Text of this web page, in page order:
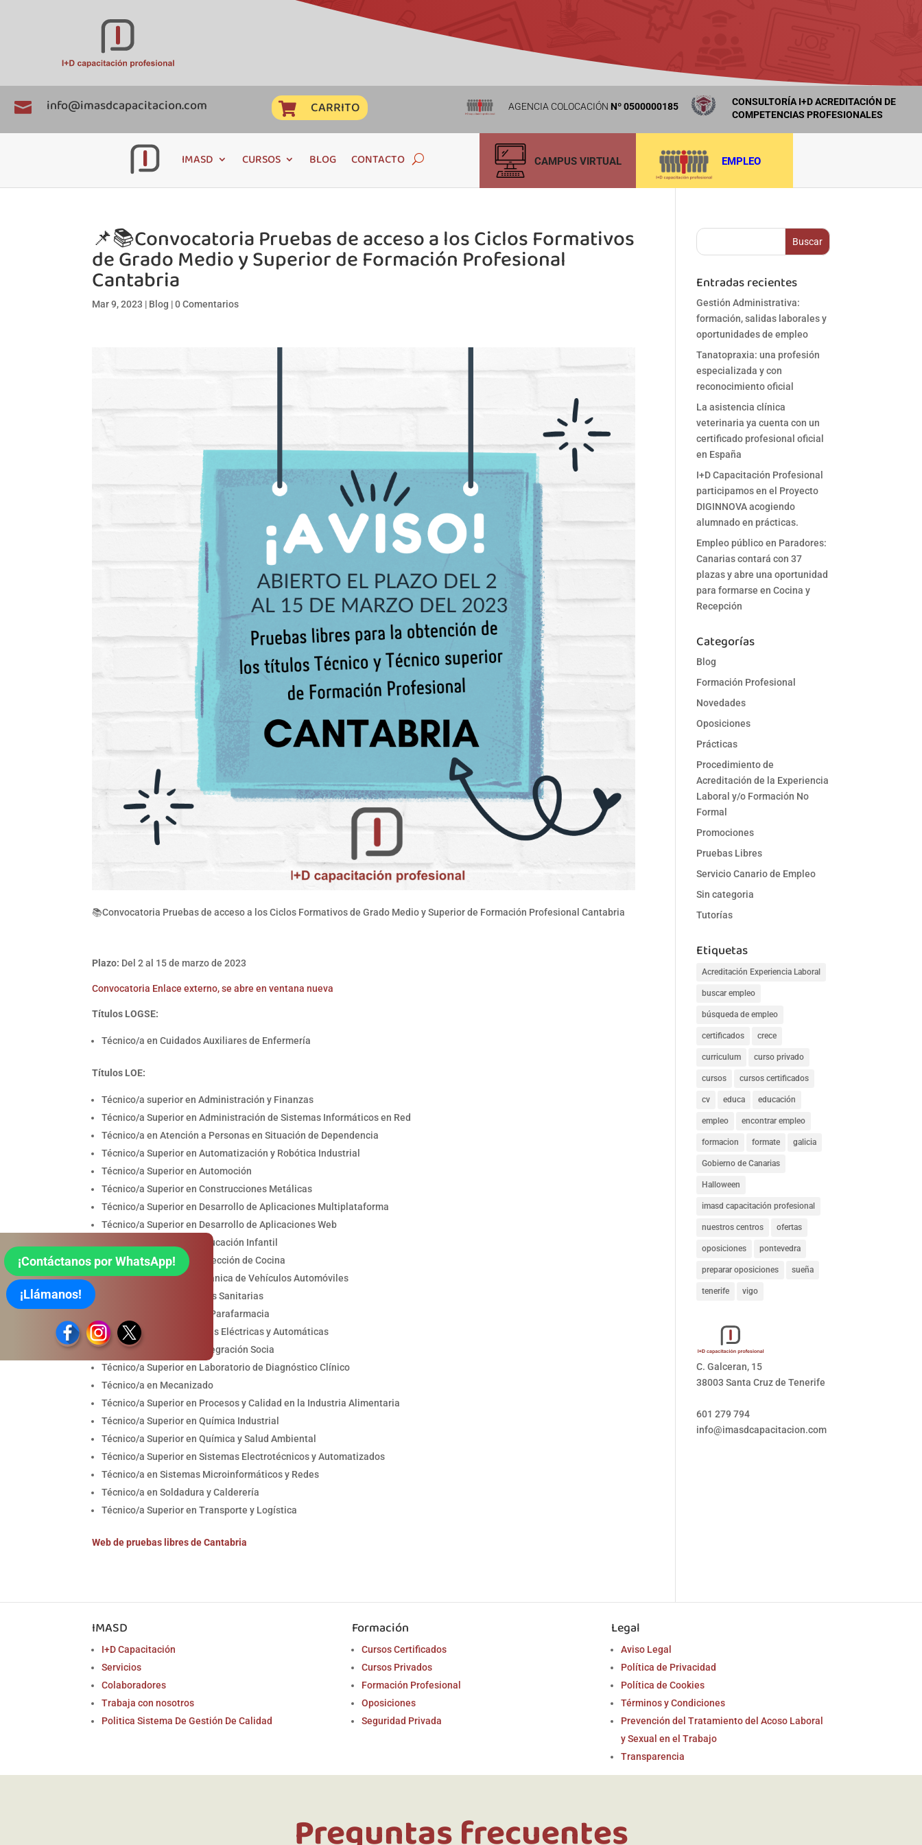
 info@imasdcapacitacion.com  CARRITO AGENCIA COLOCACIÓN Nº 0500000185
CONSULTORÍA I+D ACREDITACIÓN DE
COMPETENCIAS PROFESIONALES
IMASD CURSOS BLOG CONTACTO EMPLEO
CAMPUS VIRTUAL
📌📚Convocatoria Pruebas de acceso a los Ciclos Formativos
de Grado Medio y Superior de Formación Profesional
Cantabria
Mar 9, 2023 | Blog |0 Comentarios
📚Convocatoria Pruebas de acceso a los Ciclos Formativos de Grado Medio y Superior de Formación Profesional Cantabria
Plazo: Del 2 al 15 de marzo de 2023
Convocatoria Enlace externo, se abre en ventana nueva
Títulos LOGSE:
Técnico/a en Cuidados Auxiliares de Enfermería
Títulos LOE:
Técnico/a superior en Administración y Finanzas
Técnico/a Superior en Administración de Sistemas Informáticos en Red
Técnico/a en Atención a Personas en Situación de Dependencia
Técnico/a Superior en Automatización y Robótica Industrial
Técnico/a Superior en Automoción
Técnico/a Superior en Construcciones Metálicas
Técnico/a Superior en Desarrollo de Aplicaciones Multiplataforma
Técnico/a Superior en Desarrollo de Aplicaciones Web
Técnico/a Superior en Educación Infantil
Técnico/a Superior en Dirección de Cocina
Técnico/a en Electromecánica de Vehículos Automóviles
Técnico/a en Emergencias Sanitarias
Técnico/a en Farmacia y Parafarmacia
Técnico/a en Instalaciones Eléctricas y Automáticas
Técnico/a superior en Integración Socia
Técnico/a Superior en Laboratorio de Diagnóstico Clínico
Técnico/a en Mecanizado
Técnico/a Superior en Procesos y Calidad en la Industria Alimentaria
Técnico/a Superior en Química Industrial
Técnico/a Superior en Química y Salud Ambiental
Técnico/a Superior en Sistemas Electrotécnicos y Automatizados
Técnico/a en Sistemas Microinformáticos y Redes
Técnico/a en Soldadura y Calderería
Técnico/a Superior en Transporte y Logística
Web de pruebas libres de Cantabria
Entradas recientes
Gestión Administrativa:
formación, salidas laborales y
oportunidades de empleo
Tanatopraxia: una profesión
especializada y con
reconocimiento oficial
La asistencia clínica
veterinaria ya cuenta con un
certificado profesional oficial
en España
I+D Capacitación Profesional
participamos en el Proyecto
DIGINNOVA acogiendo
alumnado en prácticas.
Empleo público en Paradores:
Canarias contará con 37
plazas y abre una oportunidad
para formarse en Cocina y
Recepción
Categorías
Blog
Formación Profesional
Novedades
Oposiciones
Prácticas
Procedimiento de
Acreditación de la Experiencia
Laboral y/o Formación No
Formal
Promociones
Pruebas Libres
Servicio Canario de Empleo
Sin categoria
Tutorías
Etiquetas
Acreditación Experiencia Laboral
buscar empleo
búsqueda de empleo
certificados crece
curriculum curso privado
cursos cursos certificados
cv educa educación
empleo encontrar empleo
formacion formate galicia
Gobierno de Canarias
Halloween
imasd capacitación profesional
nuestros centros ofertas
oposiciones pontevedra
preparar oposiciones sueña
tenerife vigo
C. Galceran, 15
38003 Santa Cruz de Tenerife
601 279 794
info@imasdcapacitacion.com
IMASD
I+D Capacitación
Servicios
Colaboradores
Trabaja con nosotros
Politica Sistema De Gestión De Calidad
Formación
Cursos Certificados
Cursos Privados
Formación Profesional
Oposiciones
Seguridad Privada
Legal
Aviso Legal
Política de Privacidad
Política de Cookies
Términos y Condiciones
Prevención del Tratamiento del Acoso Laboral
y Sexual en el Trabajo
Transparencia
Preguntas frecuentes
¡Contáctanos por WhatsApp!
¡Llámanos!